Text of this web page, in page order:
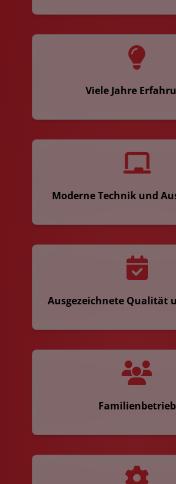
Viele Jahre
Moderne Technik und
Ausgezeichnete Qualität
Familienbetrieb